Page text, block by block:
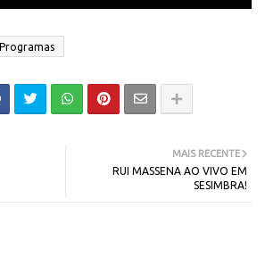
Programas
MAIS RECENTE
RUI MASSENA AO VIVO EM
SESIMBRA!